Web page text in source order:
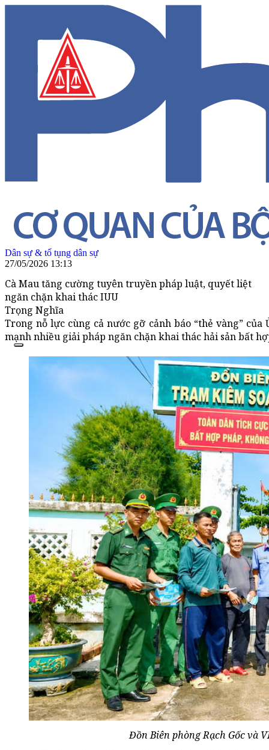
Dân sự & tố tụng dân sự
27/05/2026 13:13
Cà Mau tăng cường tuyên truyền pháp luật, quyết liệt
ngăn chặn khai thác IUU
Trọng Nghĩa
Trong nỗ lực cùng cả nước gỡ cảnh báo “thẻ vàng”
mạnh nhiều giải pháp ngăn chặn khai thác hải sản bất
Đồn Biên phòng Rạch Gốc và